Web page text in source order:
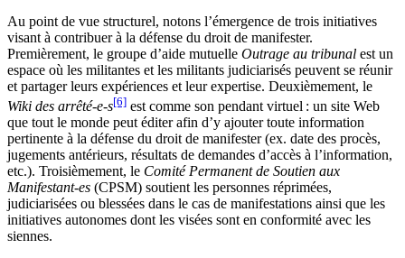
Au point de vue structurel, notons l’émergence de trois initiatives
visant à contribuer à la défense du droit de manifester.
Premièrement, le groupe d’aide mutuelle Outrage au tribunal est un
espace où les militantes et les militants judiciarisés peuvent se réunir
et partager leurs expériences et leur expertise. Deuxièmement, le
Wiki des arrêté-e-s[6] est comme son pendant virtuel : un site Web
que tout le monde peut éditer afin d’y ajouter toute information
pertinente à la défense du droit de manifester (ex. date des procès,
jugements antérieurs, résultats de demandes d’accès à l’information,
etc.). Troisièmement, le Comité Permanent de Soutien aux
Manifestant-es (CPSM) soutient les personnes réprimées,
judiciarisées ou blessées dans le cas de manifestations ainsi que les
initiatives autonomes dont les visées sont en conformité avec les
siennes.